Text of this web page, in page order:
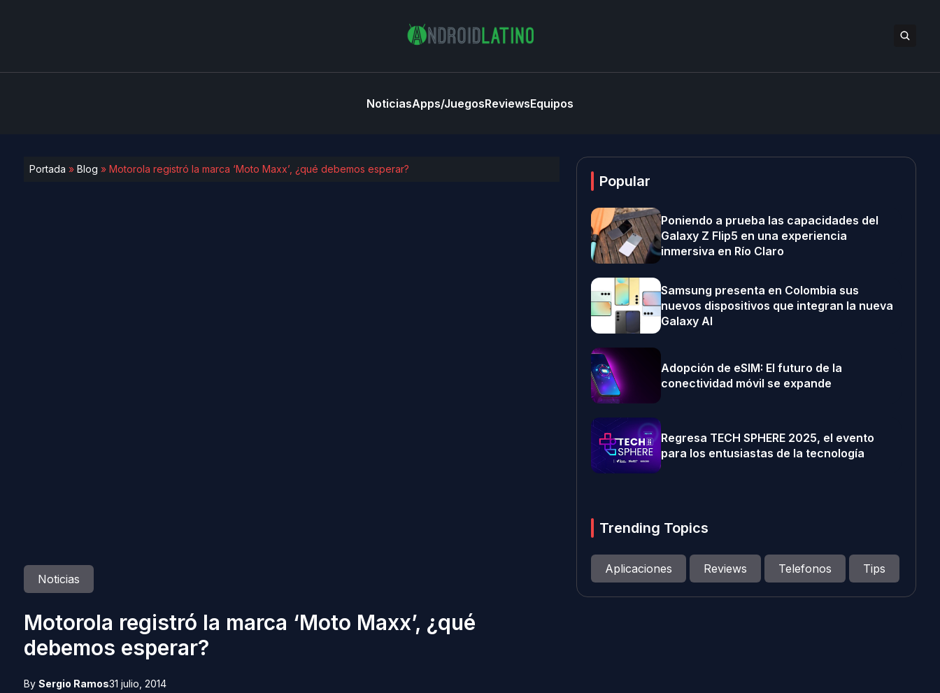
NoticiasApps/JuegosReviewsEquipos
Portada » Blog » Motorola registró la marca ‘Moto Maxx’, ¿qué debemos esperar?
Noticias
Motorola registró la marca ‘Moto Maxx’, ¿qué
debemos esperar?
By Sergio Ramos31 julio, 2014
Popular
Poniendo a prueba las capacidades del
Galaxy Z Flip5 en una experiencia
inmersiva en Río Claro
Samsung presenta en Colombia sus
nuevos dispositivos que integran la nueva
Galaxy AI
Adopción de eSIM: El futuro de la
conectividad móvil se expande
Regresa TECH SPHERE 2025, el evento
para los entusiastas de la tecnología
Trending Topics
Aplicaciones Reviews Telefonos Tips